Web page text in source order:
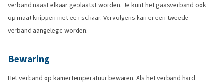
verband naast elkaar geplaatst worden. Je kunt het gaasverband ook
op maat knippen met een schaar. Vervolgens kan er een tweede
verband aangelegd worden.
Bewaring
Het verband op kamertemperatuur bewaren. Als het verband hard